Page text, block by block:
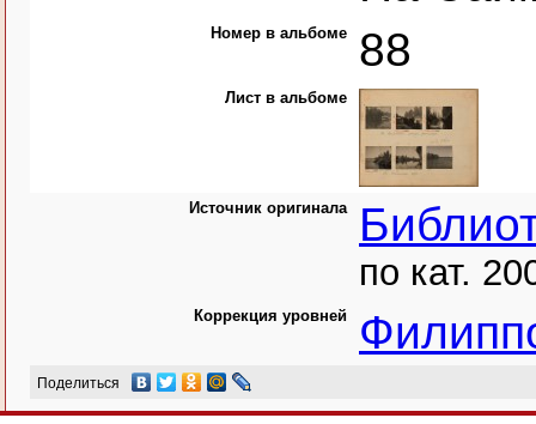
Номер в альбоме 88
Лист в альбоме
Источник оригинала
по кат.
Коррекция уровней
Поделиться